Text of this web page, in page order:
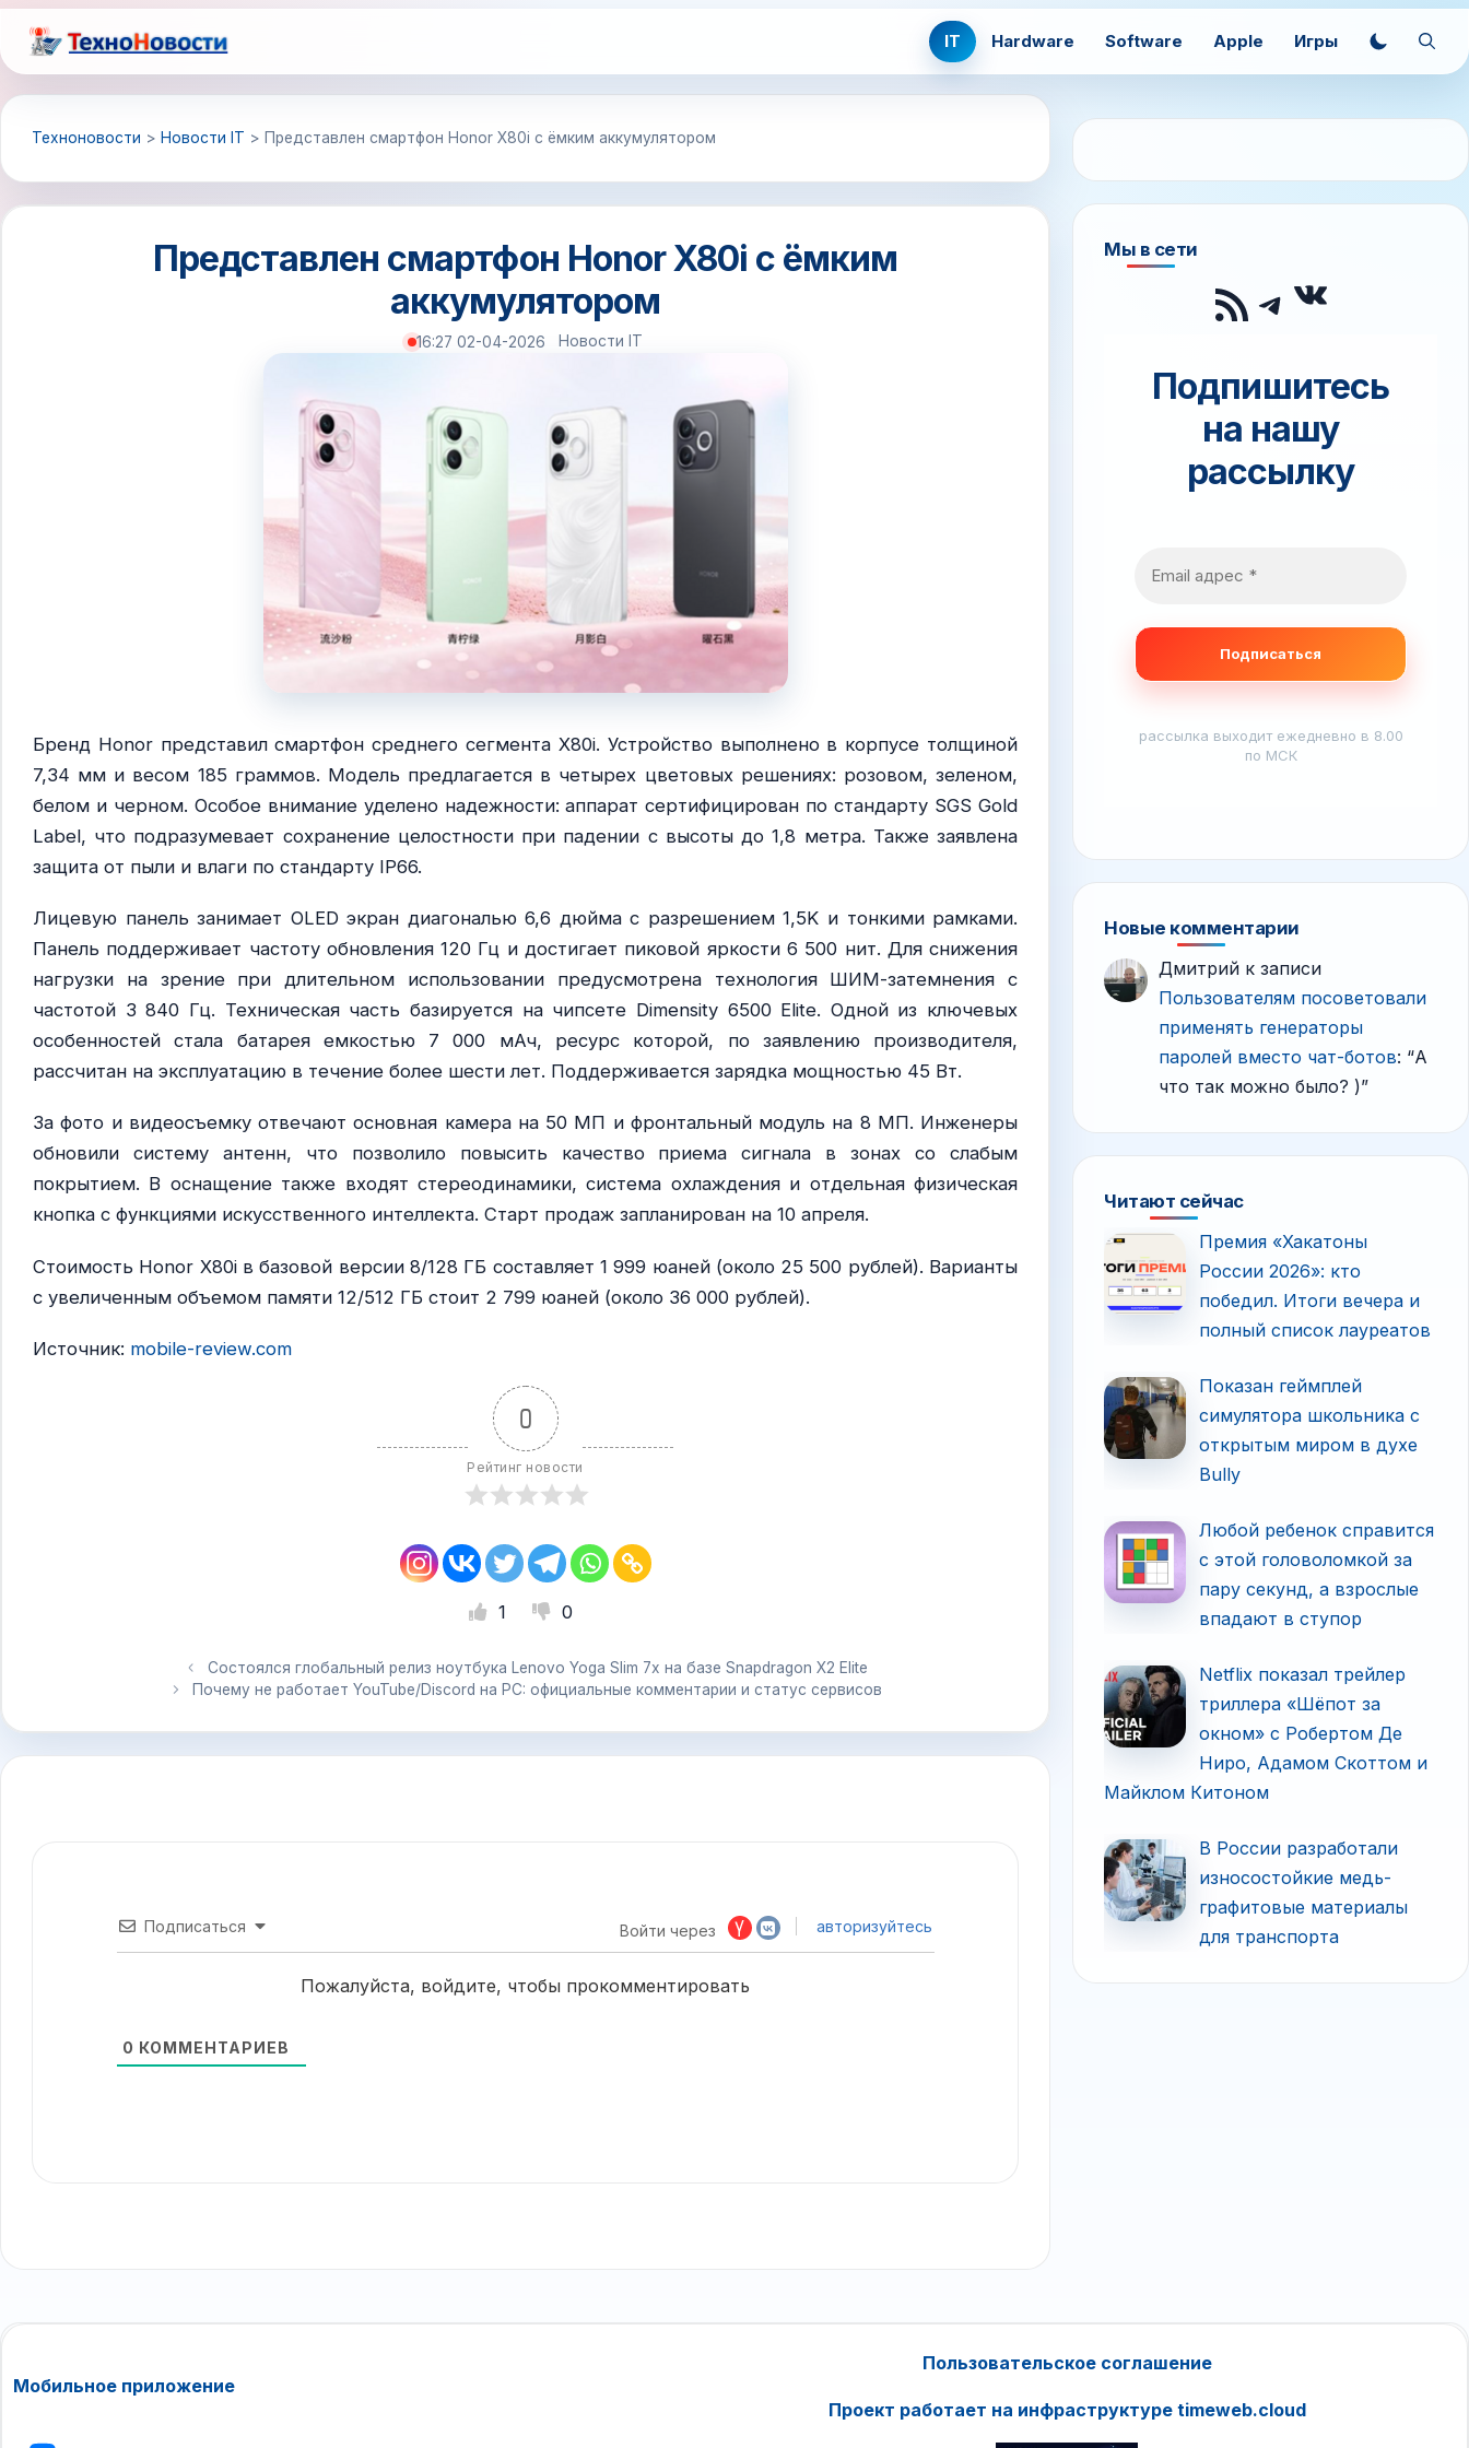
Перейти
к
содержимому
IT Hardware Software Apple Игры
Техноновости > Новости IT > Представлен смартфон Honor X80i с ёмким аккумулятором
Представлен смартфон Honor X80i с ёмким
аккумулятором
16:27 02-04-2026 Новости IT
Бренд Honor представил смартфон среднего сегмента X80i. Устройство выполнено в корпусе толщиной
7,34 мм и весом 185 граммов. Модель предлагается в четырех цветовых решениях: розовом, зеленом,
белом и черном. Особое внимание уделено надежности: аппарат сертифицирован по стандарту SGS Gold
Label, что подразумевает сохранение целостности при падении с высоты до 1,8 метра. Также заявлена
защита от пыли и влаги по стандарту IP66.
​Лицевую панель занимает OLED экран диагональю 6,6 дюйма с разрешением 1,5K и тонкими рамками.
Панель поддерживает частоту обновления 120 Гц и достигает пиковой яркости 6 500 нит. Для снижения
нагрузки на зрение при длительном использовании предусмотрена технология ШИМ-затемнения с
частотой 3 840 Гц. Техническая часть базируется на чипсете Dimensity 6500 Elite. Одной из ключевых
особенностей стала батарея емкостью 7 000 мАч, ресурс которой, по заявлению производителя,
рассчитан на эксплуатацию в течение более шести лет. Поддерживается зарядка мощностью 45 Вт.
​За фото и видеосъемку отвечают основная камера на 50 МП и фронтальный модуль на 8 МП. Инженеры
обновили систему антенн, что позволило повысить качество приема сигнала в зонах со слабым
покрытием. В оснащение также входят стереодинамики, система охлаждения и отдельная физическая
кнопка с функциями искусственного интеллекта. Старт продаж запланирован на 10 апреля.
​Стоимость Honor X80i в базовой версии 8/128 ГБ составляет 1 999 юаней (около 25 500 рублей). Варианты
с увеличенным объемом памяти 12/512 ГБ стоит 2 799 юаней (около 36 000 рублей).
Источник: mobile-review.com
0
Рейтинг новости
1 0
Состоялся глобальный релиз ноутбука Lenovo Yoga Slim 7x на базе Snapdragon X2 Elite
Почему не работает YouTube/Discord на PC: официальные комментарии и статус сервисов
Подписаться Войти через авторизуйтесь
Пожалуйста, войдите, чтобы прокомментировать
0 КОММЕНТАРИЕВ
Мы в сети
RSS-лента
Telegram
Подпишитесь
на нашу
рассылку
рассылка выходит ежедневно в 8.00
по МСК
Новые комментарии
Дмитрий к записи
Пользователям посоветовали
применять генераторы
паролей вместо чат-ботов: “А
что так можно было? )”
Читают сейчас
Премия «Хакатоны
России 2026»: кто
победил. Итоги вечера и
полный список лауреатов
Показан геймплей
симулятора школьника с
открытым миром в духе
Bully
Любой ребенок справится
с этой головоломкой за
пару секунд, а взрослые
впадают в ступор
Netflix показал трейлер
триллера «Шёпот за
окном» с Робертом Де
Ниро, Адамом Скоттом и
Майклом Китоном
В России разработали
износостойкие медь-
графитовые материалы
для транспорта
Мобильное приложение
Пользовательское соглашение
Проект работает на инфраструктуре timeweb.cloud